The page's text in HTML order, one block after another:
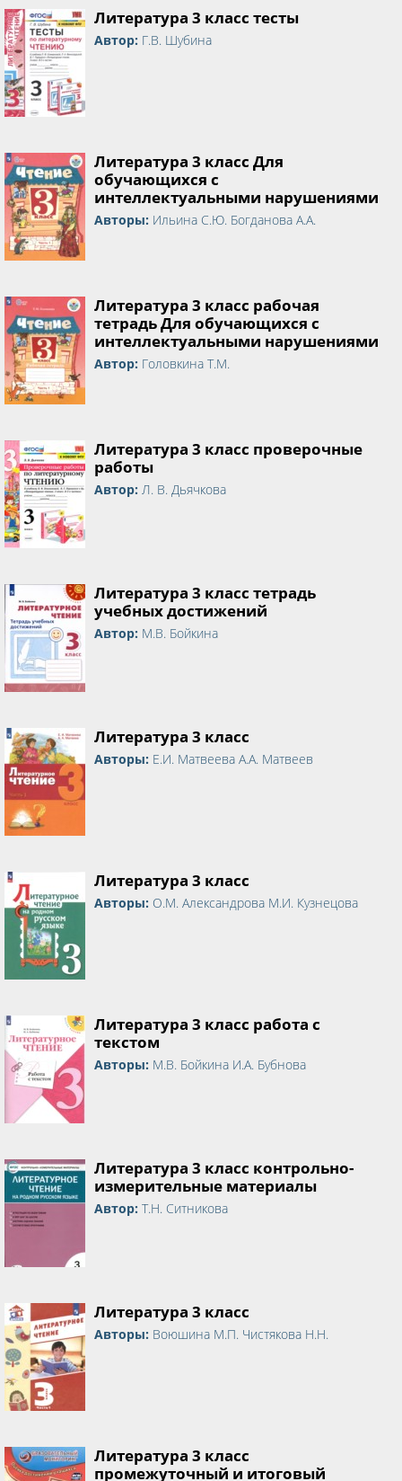
Литература 3 класс тесты
Автор: Г.В. Шубина
Литература 3 класс Для
обучающихся с
интеллектуальными нарушениями
Авторы: Ильина С.Ю. Богданова А.А.
Литература 3 класс рабочая
тетрадь Для обучающихся с
интеллектуальными нарушениями
Автор: Головкина Т.М.
Литература 3 класс проверочные
работы
Автор: Л. В. Дьячкова
Литература 3 класс тетрадь
учебных достижений
Автор: М.В. Бойкина
Литература 3 класс
Авторы: Е.И. Матвеева А.А. Матвеев
Литература 3 класс
Авторы: О.М. Александрова М.И. Кузнецова
Литература 3 класс работа с
текстом
Авторы: М.В. Бойкина И.А. Бубнова
Литература 3 класс контрольно-
измерительные материалы
Автор: Т.Н. Ситникова
Литература 3 класс
Авторы: Воюшина М.П. Чистякова Н.Н.
Литература 3 класс
промежуточный и итоговый